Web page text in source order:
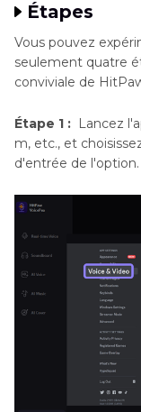
Étapes
Vous pouvez
seulement quatre
conviviale de
Étape 1 :
Lancez
m, etc., et
d'entrée de l'option.